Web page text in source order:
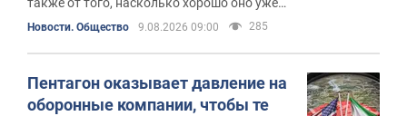
Новости. Общество 9.08.2026 09:00 285
Пентагон оказывает давление на
оборонные компании, чтобы те